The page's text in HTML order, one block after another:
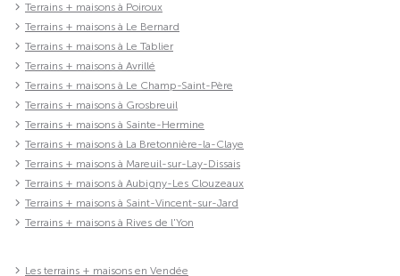
Terrains + maisons à Poiroux
Terrains + maisons à Le Bernard
Terrains + maisons à Le Tablier
Terrains + maisons à Avrillé
Terrains + maisons à Le Champ-Saint-Père
Terrains + maisons à Grosbreuil
Terrains + maisons à Sainte-Hermine
Terrains + maisons à La Bretonnière-la-Claye
Terrains + maisons à Mareuil-sur-Lay-Dissais
Terrains + maisons à Aubigny-Les Clouzeaux
Terrains + maisons à Saint-Vincent-sur-Jard
Terrains + maisons à Rives de l'Yon
Les terrains + maisons en Vendée